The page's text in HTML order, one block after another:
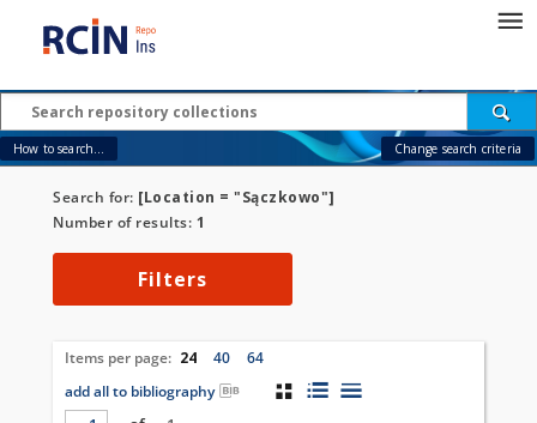
How to search... Change search criteria
Search for: [Location = "Sączkowo"]
Number of results: 1
Filters
Items per page: 24 40
64
add all to bibliography